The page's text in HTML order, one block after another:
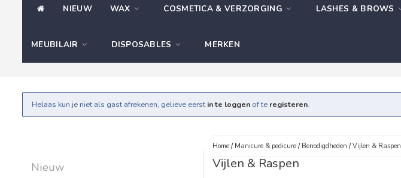
NIEUW WAX COSMETICA & VERZORGING LASHES & BROWS
MEUBILAIR DISPOSABLES MERKEN
Helaas kun je niet als gast afrekenen, gelieve eerst in te loggen of te registeren.
Nieuw
Home/ Manicure & pedicure/ Benodigdheden /Vijlen & Raspen
Vijlen & Raspen